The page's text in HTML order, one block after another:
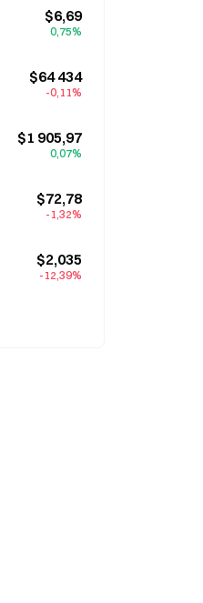
$6,69
0,75%
$64 434
-0,11%
$1 905,97
0,07%
$72,78
-1,32%
$2,035
-12,39%